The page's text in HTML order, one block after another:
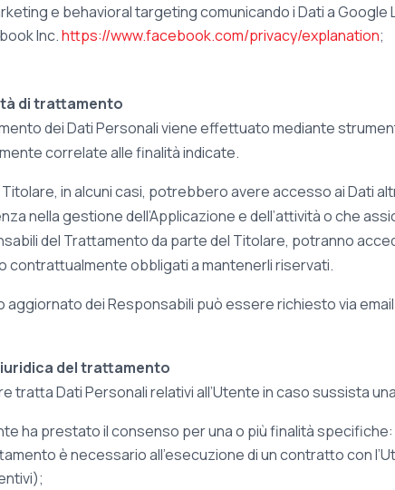
e behavioral targeting comunicando i Dati a Google
Inc.https://www.facebook.com/privacy/explanation;
di trattamento
dei Dati Personali viene effettuato mediante
correlate alle finalità indicate.
Titolare, in alcuni casi, potrebbero avere accesso ai Dati
nella gestione dell’Applicazione e dell’attività o che
del Trattamento da parte del Titolare, potranno
contrattualmente obbligati a mantenerli riservati.
aggiornato dei Responsabili può essere richiesto via
del trattamento
tratta Dati Personali relativi all’Utente in caso sussista
ha prestato il consenso per una o più finalità specifiche:
è necessario all’esecuzione di un contratto con